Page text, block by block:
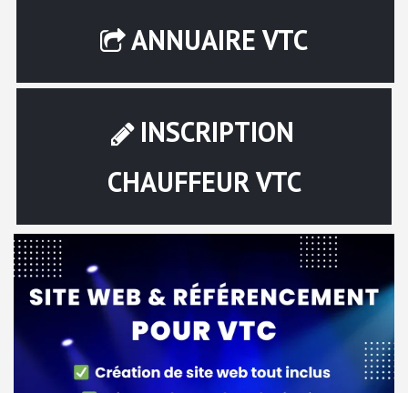
ANNUAIRE VTC
INSCRIPTION
CHAUFFEUR VTC